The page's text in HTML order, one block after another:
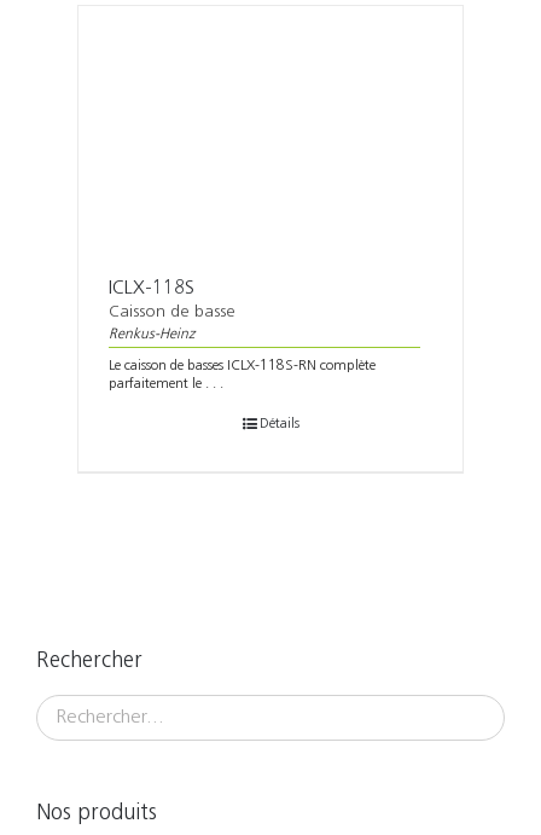
ICLX-118S
Caisson de basse
Renkus-Heinz
Le caisson de basses ICLX-118S-RN complète
parfaitement le . . .
Détails
Rechercher
Nos produits